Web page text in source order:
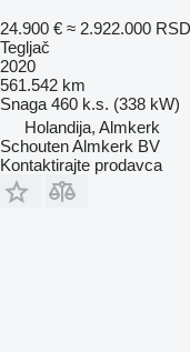
24.900 € ≈ 2.922.000 RSD
Tegljač
2020
561.542 km
Snaga 460 k.s. (338 kW)
Holandija, Almkerk
Schouten Almkerk BV
Kontaktirajte prodavca